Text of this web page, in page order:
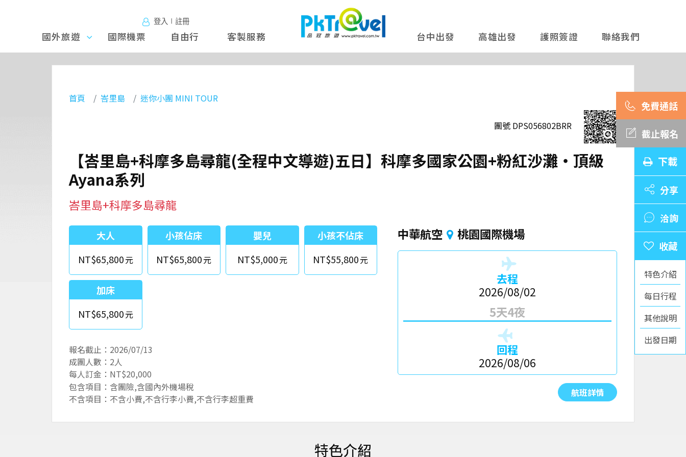
登入∣註冊
國外旅
遊
國外旅遊 國際機票 自由行 客製服務 台中出發 高雄出發 護照簽證 聯絡我們
截止報名
下載
分享
洽詢
特色介紹
每日行程
其他說明
出發日期
首頁 峇里島 迷你小團 MINI TOUR
團號 DPS056802BRR
【峇里島+科摩多島尋龍(全程中文導遊)五日】科摩多國家公園+粉紅沙灘‧頂級
Ayana系列
峇里島+科摩多島尋龍
大人
NT$65,800
小孩佔床
NT$65,800
嬰兒
NT$5,000
小孩不佔床
NT$55,800
加床
NT$65,800
報名截止：2026/07/13
成團人數：2人
每人訂金：NT$20,000
包含項目：含團險,含國內外機場稅
不含項目：不含小費,不含行李小費,不含行李超重費
中華航空 桃園國際機場
去程
2026/08/02
5天4夜
回程
2026/08/06
航班詳情
特色介紹